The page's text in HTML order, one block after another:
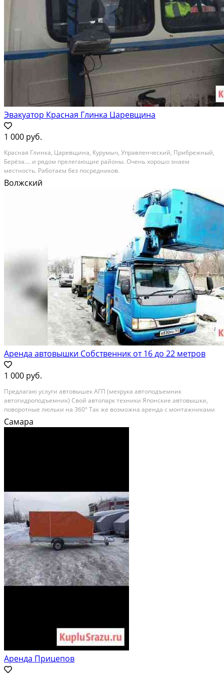
Эвакуатор Красная Глинка Царевщина
1 000 руб.
Красная Глинка, Царевщина, Курумыч, Управленческий, Прибрежный,
Берёза.... и рядом прелегающие районы. Очень хорошо знаем
местность. Работаем без посредников.
Волжский
Аренда автовышки Собственник от 16 до 22 метров
1 000 руб.
Предлагаю услуги автовышек АГП (мехрука автоподъемник
автогидроподъемник) Свой автопарк техники Японские автовышки,
поворотные люльки на 360° Так же возможна аренда с монтажниками
Самара
Аренда Прицепов